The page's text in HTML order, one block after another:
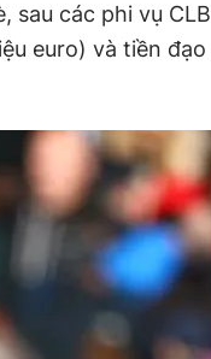
sau các phi vụ CLB
euro) và tiền đạo